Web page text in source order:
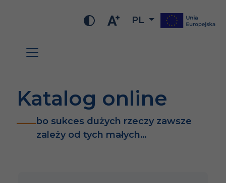
PL
Katalog online
bo sukces dużych rzeczy zawsze
zależy od tych małych…